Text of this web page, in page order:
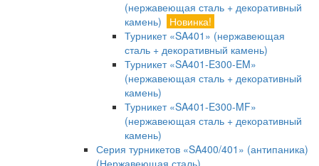
(нержавеющая сталь + декоративный
камень)
Новинка!
Турникет «SA401» (нержавеющая
сталь + декоративный камень)
Турникет «SA401-E300-EM»
(нержавеющая сталь + декоративный
камень)
Турникет «SA401-E300-MF»
(нержавеющая сталь + декоративный
камень)
Серия турникетов «SA400/401» (антипаника)
(Нержавеющая сталь)